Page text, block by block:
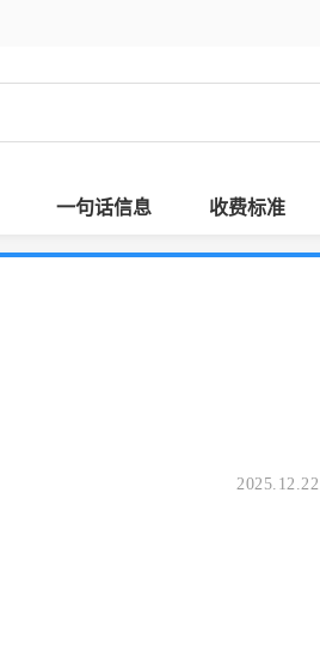
一句话信息 收费标准
2025.12.22